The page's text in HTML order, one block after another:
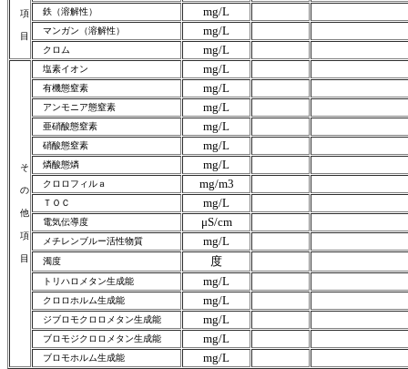
項
目
鉄（溶解性） mg/L
マンガン（溶解性） mg/L
クロム mg/L
そ
の
他
項
目
塩素イオン mg/L
有機態窒素 mg/L
アンモニア態窒素 mg/L
亜硝酸態窒素 mg/L
硝酸態窒素 mg/L
燐酸態燐 mg/L
クロロフィルａ mg/m3
ＴＯＣ mg/L
電気伝導度 μS/cm
メチレンブルー活性物質 mg/L
濁度 度
トリハロメタン生成能 mg/L
クロロホルム生成能 mg/L
ジブロモクロロメタン生成能 mg/L
ブロモジクロロメタン生成能 mg/L
ブロモホルム生成能
mg/L